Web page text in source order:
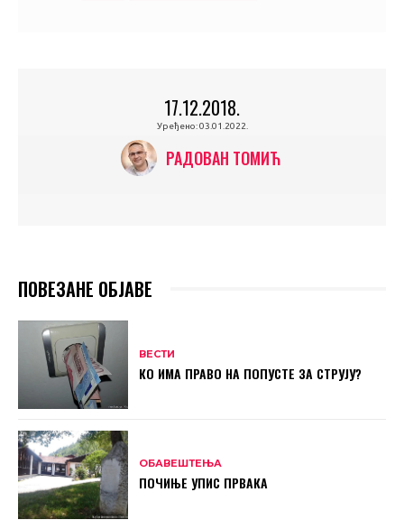
17.12.2018.
Уређено: 03.01.2022.
РАДОВАН ТОМИЋ
ПОВЕЗАНЕ ОБЈАВЕ
ВЕСТИ
КО ИМА ПРАВО НА ПОПУСТЕ ЗА СТРУЈУ?
ОБАВЕШТЕЊА
ПОЧИЊЕ УПИС ПРВАКА